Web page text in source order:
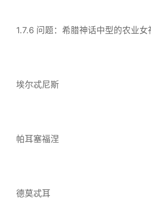
1.7.6 问题：希腊神话中型的农业女
埃尔忒尼斯
帕耳塞福涅
德莫忒耳